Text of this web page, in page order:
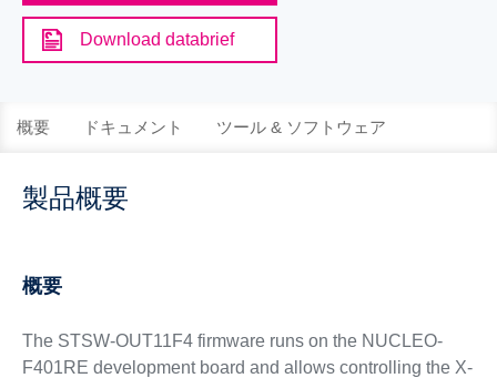
Download databrief
概要 ドキュメント ツール & ソフトウェア
製品概要
概要
The STSW-OUT11F4 firmware runs on the NUCLEO-
F401RE development board and allows controlling the X-